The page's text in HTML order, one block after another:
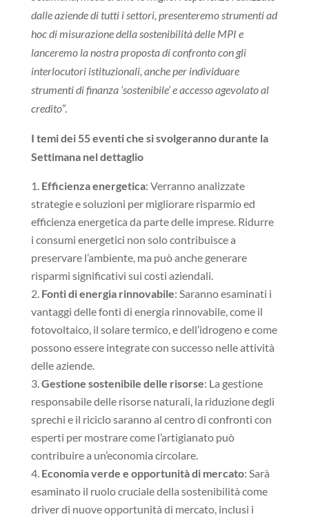
dalle aziende di tutti i settori, presenteremo strumenti ad
hoc di misurazione della sostenibilità delle MPI e
lanceremo la nostra proposta di confronto con gli
interlocutori istituzionali, anche per individuare
strumenti di finanza ‘sostenibile’ e accesso agevolato al
credito”.
I temi dei 55 eventi che si svolgeranno durante la
Settimana nel dettaglio
Efficienza energetica: Verranno analizzate
strategie e soluzioni per migliorare risparmio ed
efficienza energetica da parte delle imprese. Ridurre
i consumi energetici non solo contribuisce a
preservare l’ambiente, ma può anche generare
risparmi significativi sui costi aziendali.
Fonti di energia rinnovabile: Saranno esaminati i
vantaggi delle fonti di energia rinnovabile, come il
fotovoltaico, il solare termico, e dell’idrogeno e come
possono essere integrate con successo nelle attività
delle aziende.
Gestione sostenibile delle risorse: La gestione
responsabile delle risorse naturali, la riduzione degli
sprechi e il riciclo saranno al centro di confronti con
esperti per mostrare come l’artigianato può
contribuire a un’economia circolare.
Economia verde e opportunità di mercato: Sarà
esaminato il ruolo cruciale della sostenibilità come
driver di nuove opportunità di mercato, inclusi i